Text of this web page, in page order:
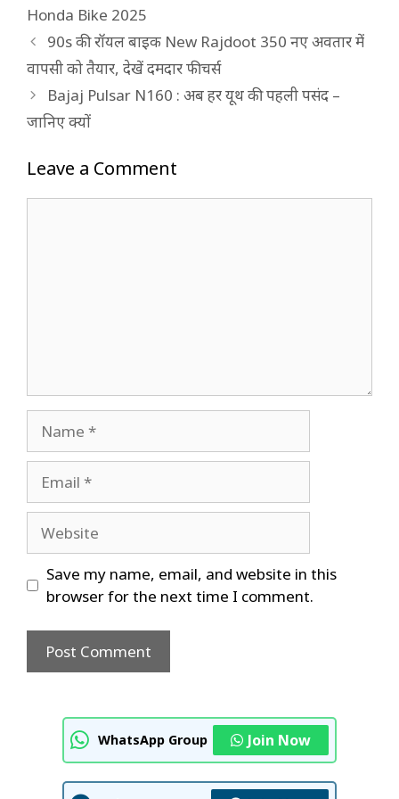
Honda Bike 2025
90s की रॉयल बाइक New Rajdoot 350 नए अवतार में
वापसी को तैयार, देखें दमदार फीचर्स
Bajaj Pulsar N160 : अब हर यूथ की पहली पसंद –
जानिए क्यों
Leave a Comment
Save my name, email, and website in this
browser for the next time I comment.
WhatsApp Group Join Now